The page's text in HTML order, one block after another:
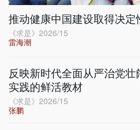
推动健康中国建设取得决定
《求是》2026/15
雷海潮
反映新时代全面从严治党壮
实践的鲜活教材
《求是》2026/15
张鹏